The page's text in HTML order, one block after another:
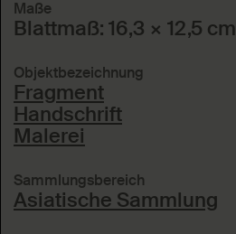
Maße
Blattmaß: 16,3 × 12,5 cm
Objektbezeichnung
Fragment
Handschrift
Malerei
Sammlungsbereich
Asiatische Sammlung